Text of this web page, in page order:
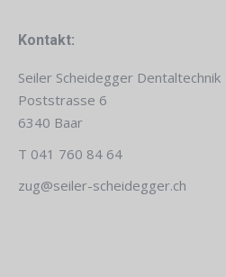
Kontakt:
Seiler Scheidegger Dentaltechnik
Poststrasse 6
6340 Baar
T 041 760 84 64
zug@seiler-scheidegger.ch